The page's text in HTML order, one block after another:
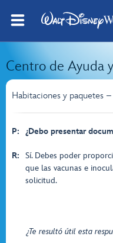
Centro de Ayuda
Habitaciones y paquetes
P: ¿Debo presentar
R:
Sí. Debes poder
que las vacunas e
solicitud.
¿Te resultó útil esta